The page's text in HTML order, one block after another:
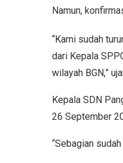
Namun,
“Kami sudah
dari Kepala
wilayah BGN,”
Kepala SDN
26 September
“Sebagian